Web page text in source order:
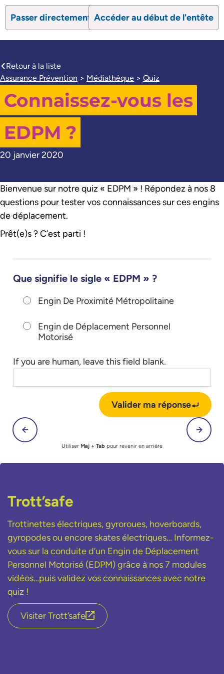
Passer directement au contenu
search
Accéder au début de l'entête
caret-left
Retour à la liste
Assurance Prévention > Médiathèque > Quiz
Connaissez-vous les
EDPM ?
20 janvier 2020
Bienvenue sur notre quiz « EDPM » ! Répondez à nos 8
questions pour tester vos connaissances sur ces engins
de déplacement.
Prêt(e)s ? C’est parti !
Que signifie le sigle « EDPM » ?
Engin De Proximité Métropolitaine
Engin de Déplacement Personnel
Motorisé
If you are human, leave this field blank.
Valider ma réponse
Utiliser Maj + Tab pour revenir en arrière
Trott’safe
Trottinettes électriques, gyroroues, hoverboards,
gyropodes ou encore skates électriques… Informez-
vous sur la conduite d’un Engin de Déplacement
Personnel Motorisé (EDPM) grâce à nos 7 modules
vidéos…puis validez vos connaissances avec notre
quiz !
Visiter Trott’safe lien externe